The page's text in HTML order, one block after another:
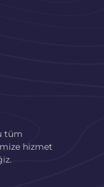
tüm
hizmet